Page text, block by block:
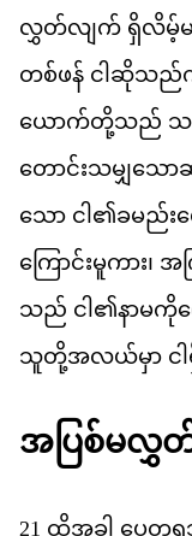
လတလက ရလမ
တစဖန င ဆသည
ယကတသည သ
တငသမသ
သ င ါ၏​ခမည
ကငမကား၊ အ
သည င ါ၏​နမက
သတအလယမ င
အ ပစမလ
21 ထအခ ပတရ